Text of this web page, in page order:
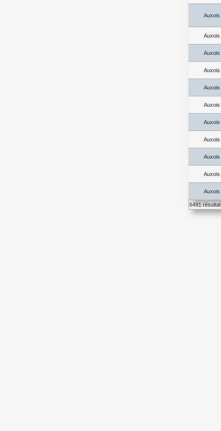
Auxois
Auxois
Auxois
Auxois
Auxois
Auxois
Auxois
Auxois
Auxois
Auxois
Auxois
6491